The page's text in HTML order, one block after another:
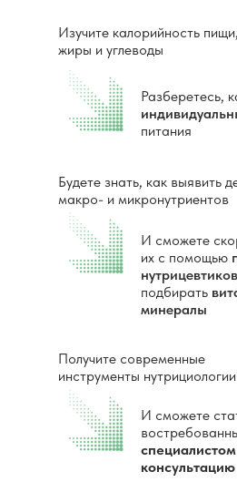
Изучите калорийность
жиры и углеводы
Разберетесь,
питания
Будете знать, как выявить
макро- и микронутриентов
И сможете
их с помощью
подбирать
минералы
Получите современные
инструменты нутрициологии
И сможете
специалистом
консультацию